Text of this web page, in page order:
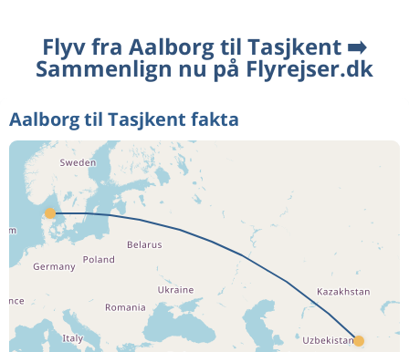
Flyv fra Aalborg til Tasjkent ➡️
Sammenlign nu på Flyrejser.dk
Aalborg til Tasjkent fakta